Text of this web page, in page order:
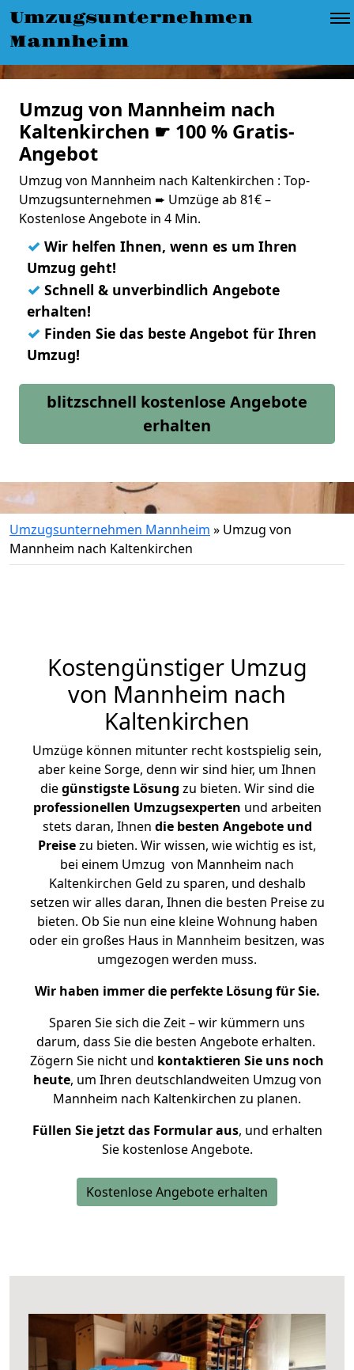
Umzugsunternehmen
Mannheim
Umzug von Mannheim nach
Kaltenkirchen ☛ 100 % Gratis-
Angebot
Umzug von Mannheim nach Kaltenkirchen : Top-
Umzugsunternehmen ➨ Umzüge ab 81€ –
Kostenlose Angebote in 4 Min.
✓ Wir helfen Ihnen, wenn es um Ihren
Umzug geht!
✓ Schnell & unverbindlich Angebote
erhalten!
✓ Finden Sie das beste Angebot für Ihren
Umzug!
blitzschnell kostenlose Angebote
erhalten
Umzugsunternehmen Mannheim » Umzug von
Mannheim nach Kaltenkirchen
Kostengünstiger Umzug
von Mannheim nach
Kaltenkirchen
Umzüge können mitunter recht kostspielig sein,
aber keine Sorge, denn wir sind hier, um Ihnen
diegünstigste Lösung zu bieten. Wir sind die
professionellen Umzugsexperten und arbeiten
stets daran, Ihnen die besten Angebote und
Preisezu bieten. Wir wissen, wie wichtig es ist,
bei einem Umzug von Mannheim nach
Kaltenkirchen Geld zu sparen, und deshalb
setzen wir alles daran, Ihnen die besten Preise zu
bieten. Ob Sie nun eine kleine Wohnung haben
oder ein großes Haus in Mannheim besitzen, was
umgezogen werden muss.
Wir haben immer die perfekte Lösung für Sie.
Sparen Sie sich die Zeit – wir kümmern uns
darum, dass Sie die besten Angebote erhalten.
Zögern Sie nicht und kontaktieren Sie uns noch
heute, um Ihren deutschlandweiten Umzug von
Mannheim nach Kaltenkirchen zu planen.
Füllen Sie jetzt das Formular aus, und erhalten
Sie kostenlose Angebote.
Kostenlose Angebote erhalten